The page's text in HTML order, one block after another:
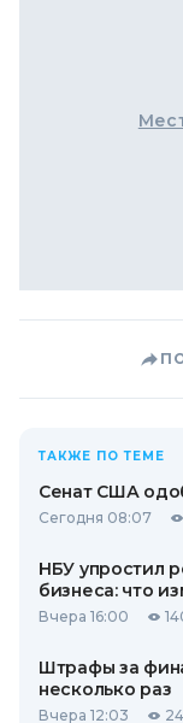
ТАКЖЕ ПО ТЕМЕ
Сенат США
Сегодня 08:07
НБУ упростил
бизнеса: что
Вчера 16:00
Штрафы за
несколько раз
Вчера 12:03